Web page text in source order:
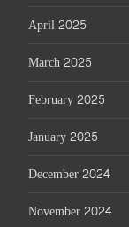
April 2025
March 2025
February 2025
January 2025
December 2024
November 2024